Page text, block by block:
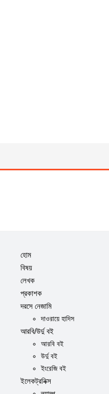
হোম
বিষয়
লেখক
প্রকাশক
দরসে নেজামি
দাওরায়ে হাদিস
আরবি/উর্দু বই
আরবি বই
উর্দু বই
ইংরেজি বই
ইলেকট্রনিক্স